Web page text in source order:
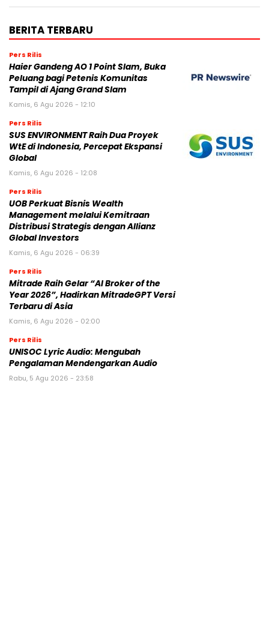
BERITA TERBARU
Pers Rilis
Haier Gandeng AO 1 Point Slam, Buka
Peluang bagi Petenis Komunitas
Tampil di Ajang Grand Slam
Kamis, 6 Agu 2026 - 12:10
Pers Rilis
SUS ENVIRONMENT Raih Dua Proyek
WtE di Indonesia, Percepat Ekspansi
Global
Kamis, 6 Agu 2026 - 12:08
Pers Rilis
UOB Perkuat Bisnis Wealth
Management melalui Kemitraan
Distribusi Strategis dengan Allianz
Global Investors
Kamis, 6 Agu 2026 - 06:39
Pers Rilis
Mitrade Raih Gelar “AI Broker of the
Year 2026”, Hadirkan MitradeGPT Versi
Terbaru di Asia
Kamis, 6 Agu 2026 - 02:00
Pers Rilis
UNISOC Lyric Audio: Mengubah
Pengalaman Mendengarkan Audio
Rabu, 5 Agu 2026 - 23:58